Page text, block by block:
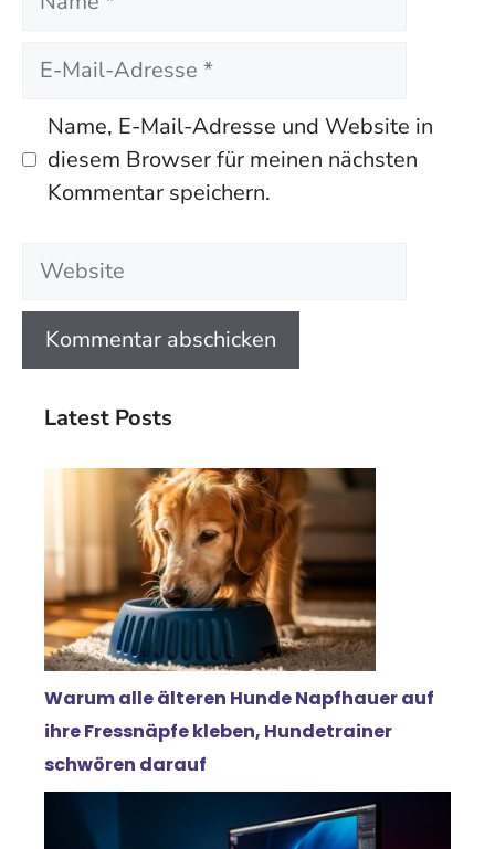
E-
Adresse
Name, E-Mail-Adresse und Website in
diesem Browser für meinen nächsten
Kommentar speichern.
Website
Latest Posts
Warum alle älteren Hunde Napfhauer auf
ihre Fressnäpfe kleben, Hundetrainer
schwören darauf